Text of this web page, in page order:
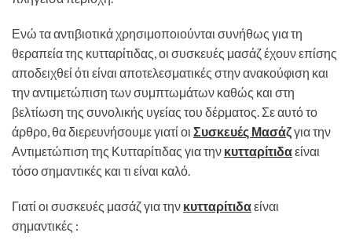
Ενώ τα αντιβιοτικά χρησιμοποιούνται συνήθως για τη
θεραπεία της κυτταρίτιδας, οι συσκευές μασάζ έχουν επίσης
αποδειχθεί ότι είναι αποτελεσματικές στην ανακούφιση και
την αντιμετώπιση των συμπτωμάτων καθώς και στη
βελτίωση της συνολικής υγείας του δέρματος. Σε αυτό το
άρθρο, θα διερευνήσουμε γιατί οι Συσκευές Μασάζγια την
Αντιμετώπιση της Κυτταρίτιδας για την κυτταρίτιδαείναι
τόσο σημαντικές και τι είναι καλό.
Γιατί οι συσκευές μασάζ για την κυτταρίτιδαείναι
σημαντικές :